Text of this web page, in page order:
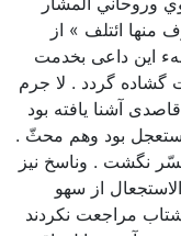
منها ائتلف » از
اين داعى بخدمت
گشاده گردد . لا جرم
آشنا يافته بود
بود وهم محثّ .
نگشت . وناسخ نيز
از سهو
مراجعت نكردند